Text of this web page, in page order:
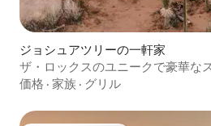
ジョシュアツリーの一軒家
ザ・ロックスのユニークで豪華な
分）
価格 · 家族 · グリル